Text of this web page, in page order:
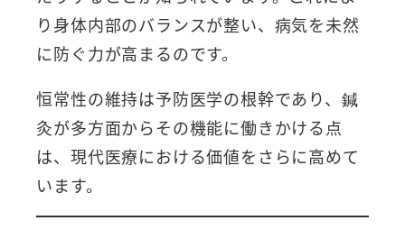
り身体内部のバランスが整い、病気を未然
に防ぐ力が高まるのです。
恒常性の維持は予防医学の根幹であり、鍼
灸が多方面からその機能に働きかける点
は、現代医療における価値をさらに高めて
います。